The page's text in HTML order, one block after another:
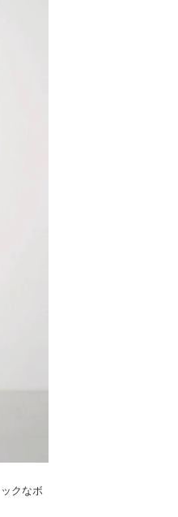
クなボ